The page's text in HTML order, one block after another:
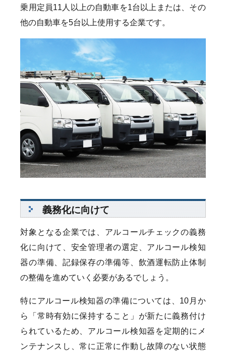
乗用定員11人以上の自動車を1台以上または、その
他の自動車を5台以上使用する企業です。
義務化に向けて
対象となる企業では、アルコールチェックの義務
化に向けて、安全管理者の選定、アルコール検知
器の準備、記録保存の準備等、飲酒運転防止体制
の整備を進めていく必要があるでしょう。
特にアルコール検知器の準備については、10月か
ら「常時有効に保持すること」が新たに義務付け
られているため、アルコール検知器を定期的にメ
ンテナンスし、常に正常に作動し故障のない状態